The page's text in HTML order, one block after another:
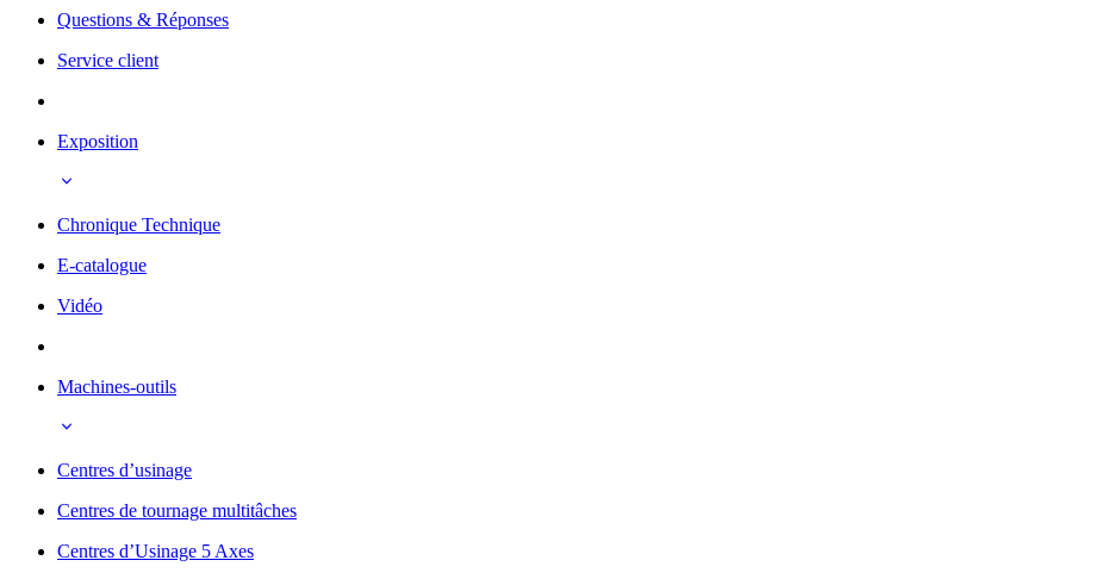
Questions & Réponses
Service client
Exposition
Chronique Technique
E-catalogue
Vidéo
Machines-outils
Centres d’usinage
Centres de tournage multitâches
Centres d’Usinage 5 Axes